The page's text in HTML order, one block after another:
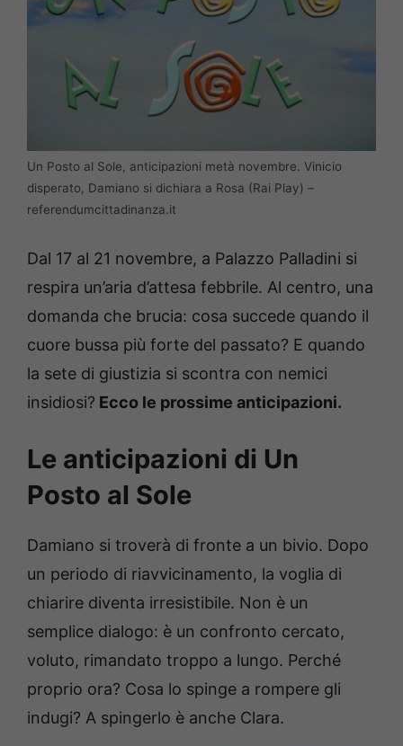
Un Posto al Sole, anticipazioni metà novembre. Vinicio
disperato, Damiano si dichiara a Rosa (Rai Play) –
referendumcittadinanza.it
Dal 17 al 21 novembre, a Palazzo Palladini si
respira un’aria d’attesa febbrile. Al centro, una
domanda che brucia: cosa succede quando il
cuore bussa più forte del passato? E quando
la sete di giustizia si scontra con nemici
insidiosi? Ecco le prossime anticipazioni.
Le anticipazioni di Un
Posto al Sole
Damiano si troverà di fronte a un bivio. Dopo
un periodo di riavvicinamento, la voglia di
chiarire diventa irresistibile. Non è un
semplice dialogo: è un confronto cercato,
voluto, rimandato troppo a lungo. Perché
proprio ora? Cosa lo spinge a rompere gli
indugi? A spingerlo è anche Clara.